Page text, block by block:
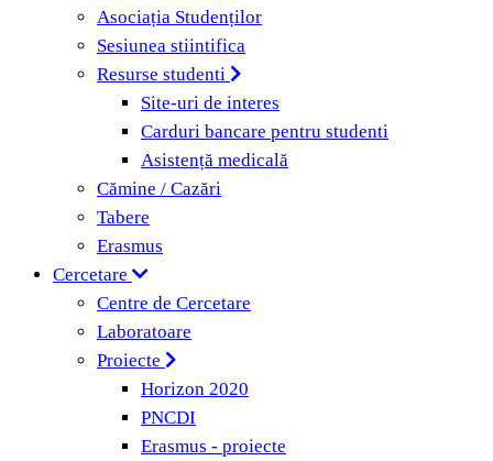
Asociația Studenților
Sesiunea stiintifica
Resurse studenti
Site-uri de interes
Carduri bancare pentru studenti
Asistență medicală
Cămine / Cazări
Tabere
Erasmus
Cercetare
Centre de Cercetare
Laboratoare
Proiecte
Horizon 2020
PNCDI
Erasmus - proiecte